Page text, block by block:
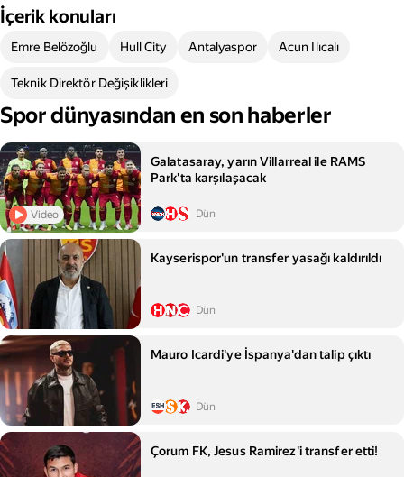
İçerik konuları
Emre Belözoğlu Hull City Antalyaspor Acun Ilıcalı
Teknik Direktör Değişiklikleri
Spor dünyasından en son haberler
Video
Galatasaray, yarın Villarreal ile RAMS
Park'ta karşılaşacak
Dün
Kayserispor'un transfer yasağı kaldırıldı
Dün
Mauro Icardi'ye İspanya'dan talip çıktı
Dün
Çorum FK, Jesus Ramirez'i transfer etti!